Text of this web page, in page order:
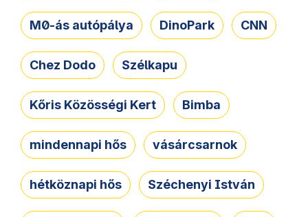
M0-ás autópálya DinoPark CNN
Chez Dodo Szélkapu
Kőris Közösségi Kert Bimba
mindennapi hős vásárcsarnok
hétköznapi hős Széchenyi István